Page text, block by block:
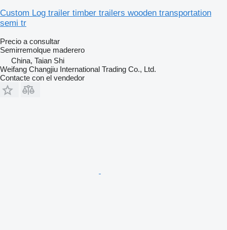
Custom Log trailer timber trailers wooden transportation
semi tr
Precio a consultar
Semirremolque maderero
China, Taian Shi
Weifang Changjiu International Trading Co., Ltd.
Contacte con el vendedor